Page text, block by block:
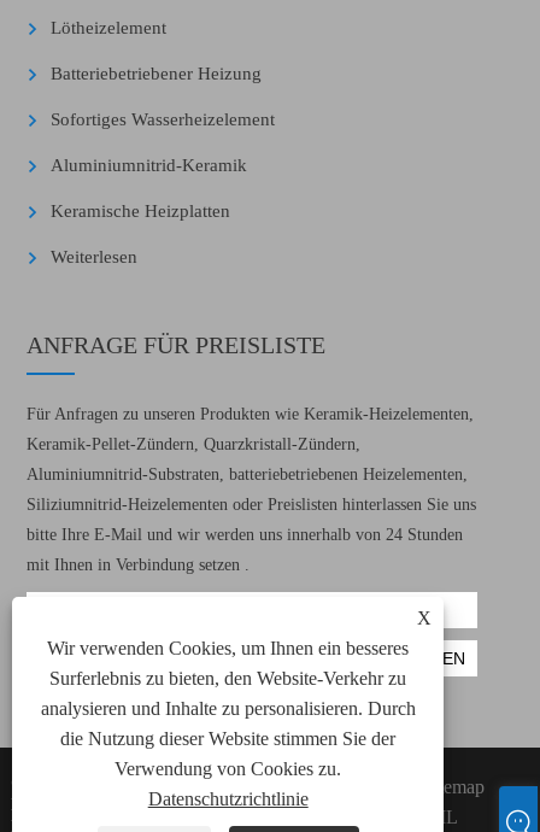
X
Wir verwenden Cookies, um Ihnen ein besseres
Surferlebnis zu bieten, den Website-Verkehr zu
analysieren und Inhalte zu personalisieren. Durch
die Nutzung dieser Website stimmen Sie der
Verwendung von Cookies zu.
Datenschutzrichtlinie
Lötheizelement
Batteriebetriebener Heizung
Sofortiges Wasserheizelement
Aluminiumnitrid-Keramik
Keramische Heizplatten
Weiterlesen
ANFRAGE FÜR PREISLISTE
Für Anfragen zu unseren Produkten wie Keramik-Heizelementen,
Keramik-Pellet-Zündern, Quarzkristall-Zündern,
Aluminiumnitrid-Substraten, batteriebetriebenen Heizelementen,
Siliziumnitrid-Heizelementen oder Preislisten hinterlassen Sie uns
bitte Ihre E-Mail und wir werden uns innerhalb von 24 Stunden
mit Ihnen in Verbindung setzen .
Copyright © 2022 Xiamen Green Way
Electronic Technology Co., Ltd. Alle
Keramikheizelemente, Keramikpellet -
Sitemap
XML